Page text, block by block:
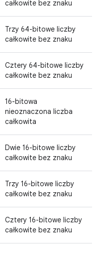
całkowite bez znaku
Trzy 64-bitowe liczby
całkowite bez znaku
Cztery 64-bitowe liczby
całkowite bez znaku
16-bitowa
nieoznaczona liczba
całkowita
Dwie 16-bitowe liczby
całkowite bez znaku
Trzy 16-bitowe liczby
całkowite bez znaku
Cztery 16-bitowe liczby
całkowite bez znaku